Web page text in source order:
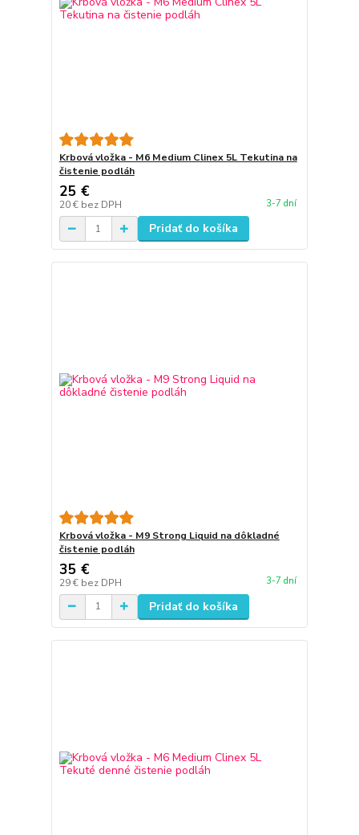
Krbová vložka - M6 Medium Clinex 5L Tekutina na
čistenie podláh
25 €
20 € bez DPH 3-7 dní
Pridať do košíka
Krbová vložka - M9 Strong Liquid na dôkladné
čistenie podláh
35 €
29 € bez DPH 3-7 dní
Pridať do košíka